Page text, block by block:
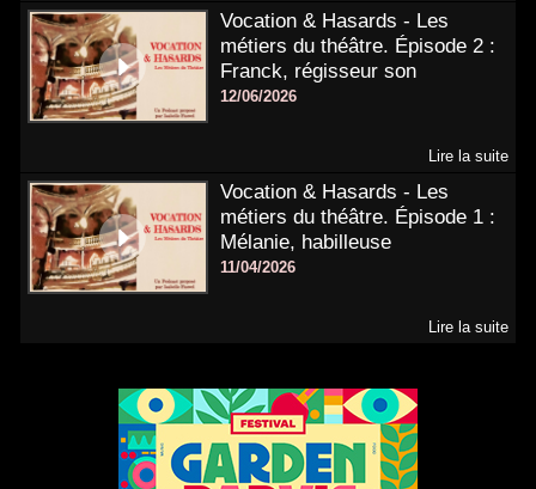
Vocation & Hasards - Les
métiers du théâtre. Épisode 2 :
Franck, régisseur son
12/06/2026
Lire la suite
Vocation & Hasards - Les
métiers du théâtre. Épisode 1 :
Mélanie, habilleuse
11/04/2026
Lire la suite